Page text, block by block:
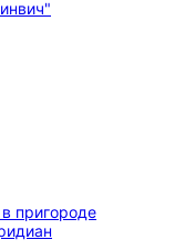
в пригороде